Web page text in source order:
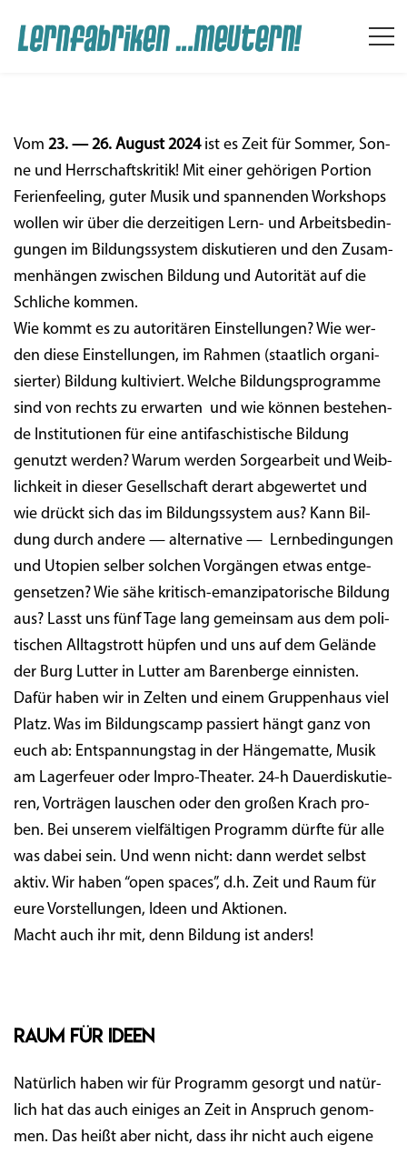
Infos
Vom 23. — 26. August 2024ist es Zeit für Som­mer, Son­
ne und Herr­schafts­kri­tik! Mit einer gehö­ri­gen Por­ti­on
Feri­en­fee­ling, guter Musik und span­nen­den Work­shops
wol­len wir über die der­zei­ti­gen Lern- und Arbeits­be­din­
gun­gen im Bil­dungs­sys­tem dis­ku­tie­ren und den Zusam­
men­hän­gen zwi­schen Bil­dung und Auto­ri­tät auf die
Schli­che kom­men.
Wie kommt es zu auto­ri­tä­ren Ein­stel­lun­gen? Wie wer­
den die­se Ein­stel­lun­gen, im Rah­men (staat­lich orga­ni­
sier­ter) Bil­dung kul­ti­viert. Wel­che Bil­dungs­pro­gram­me
sind von rechts zu erwar­ten und wie kön­nen bestehen­
de Insti­tu­tio­nen für eine anti­fa­schis­ti­sche Bil­dung
genutzt wer­den? War­um wer­den Sor­ge­ar­beit und Weib­
lich­keit in die­ser Gesell­schaft der­art abge­wer­tet und
wie drückt sich das im Bil­dungs­sys­tem aus? Kann Bil­
dung durch ande­re — alter­na­ti­ve — Lern­be­din­gun­gen
und Uto­pien sel­ber sol­chen Vor­gän­gen etwas ent­ge­
gen­set­zen? Wie sähe kri­tisch-eman­zi­pa­to­ri­sche Bil­dung
aus? Lasst uns fünf Tage lang gemein­sam aus dem poli­
ti­schen All­tags­trott hüp­fen und uns auf dem Gelän­de
der Burg Lut­ter in Lut­ter am Baren­ber­ge ein­nis­ten.
Dafür haben wir in Zel­ten und einem Grup­pen­haus viel
Platz. Was im Bil­dungs­camp pas­siert hängt ganz von
euch ab: Ent­span­nungs­tag in der Hän­ge­mat­te, Musik
am Lager­feu­er oder Impro-Thea­ter. 24‑h Dau­er­dis­ku­tie­
ren, Vor­trä­gen lau­schen oder den gro­ßen Krach pro­
ben. Bei unse­rem viel­fäl­ti­gen Pro­gramm dürf­te für alle
was dabei sein. Und wenn nicht: dann wer­det selbst
aktiv. Wir haben “open spaces”, d.h. Zeit und Raum für
eure Vor­stel­lun­gen, Ideen und Aktio­nen.
Macht auch ihr mit, denn Bil­dung ist anders!
Raum für Ideen
Natür­lich haben wir für Pro­gramm gesorgt und natür­
lich hat das auch eini­ges an Zeit in Anspruch genom­
men. Das heißt aber nicht, dass ihr nicht auch eige­ne